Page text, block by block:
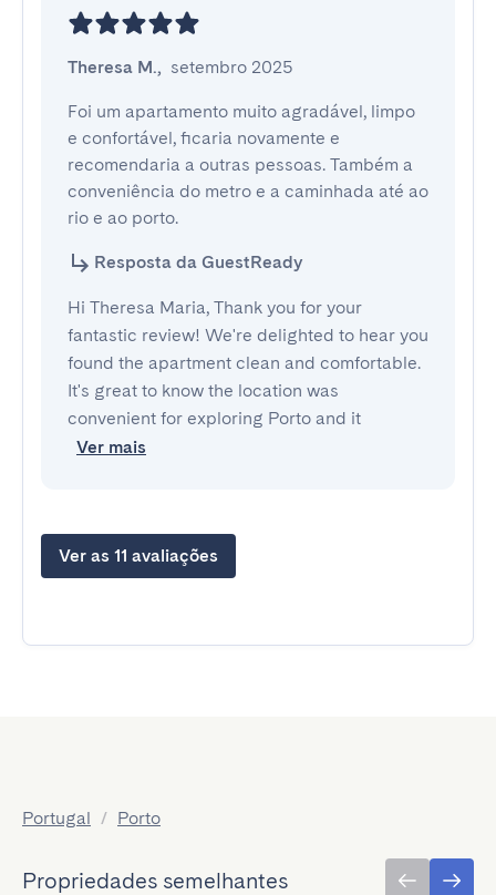
Theresa M., setembro 2025
Foi um apartamento muito agradável, limpo
e confortável, ficaria novamente e
recomendaria a outras pessoas. Também a
conveniência do metro e a caminhada até ao
rio e ao porto.
Resposta da GuestReady
Hi Theresa Maria, Thank you for your
fantastic review! We're delighted to hear you
found the apartment clean and comfortable.
It's great to know the location was
convenient for exploring Porto and it
Ver mais
Ver as 11 avaliações
Portugal / Porto
Propriedades semelhantes